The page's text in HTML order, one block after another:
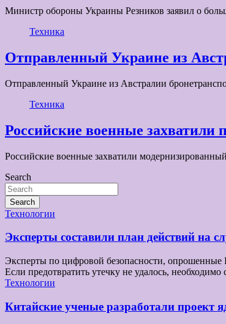
Министр обороны Украины Резников заявил о
Техника
Отправленный Украине из
Отправленный Украине из Австралии
Техника
Российские военные
Российские военные захватили
Search
Search
Технологии
Эксперты составили план действий на
Эксперты по цифровой безопасности, опрошенные
Если предотвратить утечку не удалось,
Технологии
Китайские ученые разработали проект